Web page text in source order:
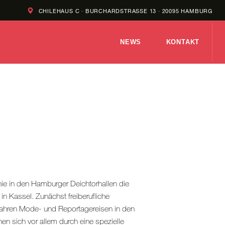
CHILEHAUS C · BURCHARDSTRASSE 13 · 20095 HAMBURG
NEWS KONTAKT
in den Hamburger Deichtorhallen die
Kassel. Zunächst freiberufliche
Mode- und Reportagereisen in den
sich vor allem durch eine spezielle